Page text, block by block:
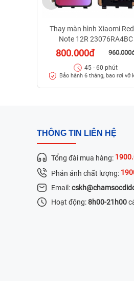
Thay màn hình Xiaomi
Note 12R 23076RA4BC
800.000đ
45 - 60 phút
Bảo hành 6 tháng, bao rơi vỡ
THÔNG TIN LIÊN HỆ
Tổng đài mua hàng:
Phản ánh chất lượng:
Email:
Hoạt động:8h00-21h00